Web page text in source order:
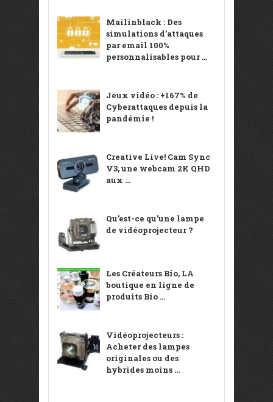
Mailinblack : Des
simulations d’attaques
par email 100%
personnalisables pour ...
Jeux vidéo : +167% de
Cyberattaques depuis la
pandémie !
Creative Live! Cam Sync
V3, une webcam 2K QHD
aux ...
Qu’est-ce qu’une lampe
de vidéoprojecteur ?
Les Créateurs Bio, LA
boutique en ligne de
produits Bio ...
Vidéoprojecteurs :
Acheter des lampes
originales ou des
hybrides moins ...